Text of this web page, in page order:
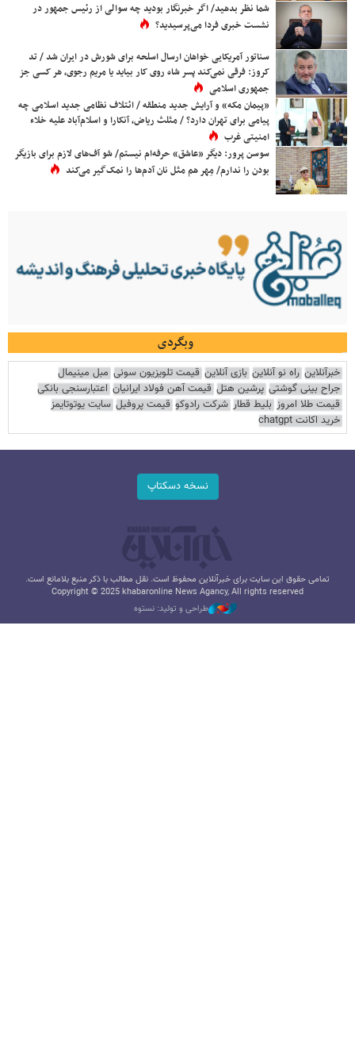
شما نظر بدهید/ اگر خبرنگار بودید چه سوالی از رئیس جمهور در
نشست خبری فردا می‌پرسیدید؟
سناتور آمریکایی خواهان ارسال اسلحه برای شورش در ایران شد / تد
کروز: فرقی نمی‌کند پسر شاه روی کار بیاید یا مریم رجوی، هر کسی جز
جمهوری اسلامی
«پیمان مکه» و آرایش جدید منطقه / ائتلاف نظامی جدید اسلامی چه
پیامی برای تهران دارد؟ / مثلث ریاض، آنکارا و اسلام‌آباد علیه خلاء
امنیتی غرب
سوسن پرور: دیگر «عاشق» حرفه‌ام نیستم/ شو آف‌های لازم برای بازیگر
بودن را ندارم/ مِهر هم مثل نان آدم‌ها را نمک‌گیر می‌کند
وبگردی
خبرآنلاین راه نو آنلاین بازی آنلاین قیمت تلویزیون سونی مبل مینیمال
جراح بینی گوشتی پرشین هتل قیمت آهن فولاد ایرانیان اعتبارسنجی بانکی
قیمت طلا امروز بلیط قطار شرکت رادوکو قیمت پروفیل سایت یوتوتایمز
خرید اکانت chatgpt
نسخه دسکتاپ
تمامی حقوق این سایت برای خبرآنلاین محفوظ است. نقل مطالب با ذکر منبع بلامانع است.
Copyright © 2025 khabaronline News Agancy, All rights reserved
طراحی و تولید: نستوه